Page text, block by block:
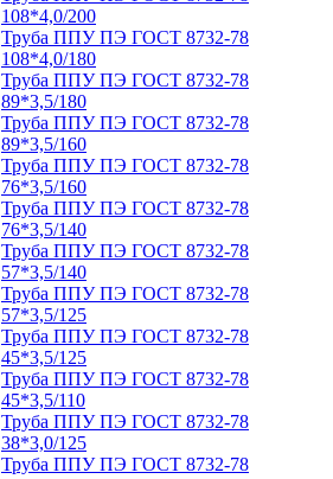
108*4,0/200
Труба ППУ ПЭ ГОСТ 8732-78
108*4,0/180
Труба ППУ ПЭ ГОСТ 8732-78
89*3,5/180
Труба ППУ ПЭ ГОСТ 8732-78
89*3,5/160
Труба ППУ ПЭ ГОСТ 8732-78
76*3,5/160
Труба ППУ ПЭ ГОСТ 8732-78
76*3,5/140
Труба ППУ ПЭ ГОСТ 8732-78
57*3,5/140
Труба ППУ ПЭ ГОСТ 8732-78
57*3,5/125
Труба ППУ ПЭ ГОСТ 8732-78
45*3,5/125
Труба ППУ ПЭ ГОСТ 8732-78
45*3,5/110
Труба ППУ ПЭ ГОСТ 8732-78
38*3,0/125
Труба ППУ ПЭ ГОСТ 8732-78